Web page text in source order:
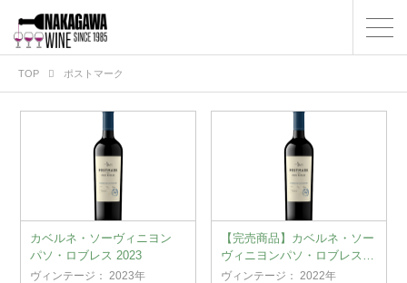
TOP ポストマーク
カベルネ・ソーヴィニヨン
パソ・ロブレス 2023
ヴィンテージ：2023年
【完売商品】カベルネ・ソー
ヴィニヨンパソ・ロブレス
2022
ヴィンテージ：2022年